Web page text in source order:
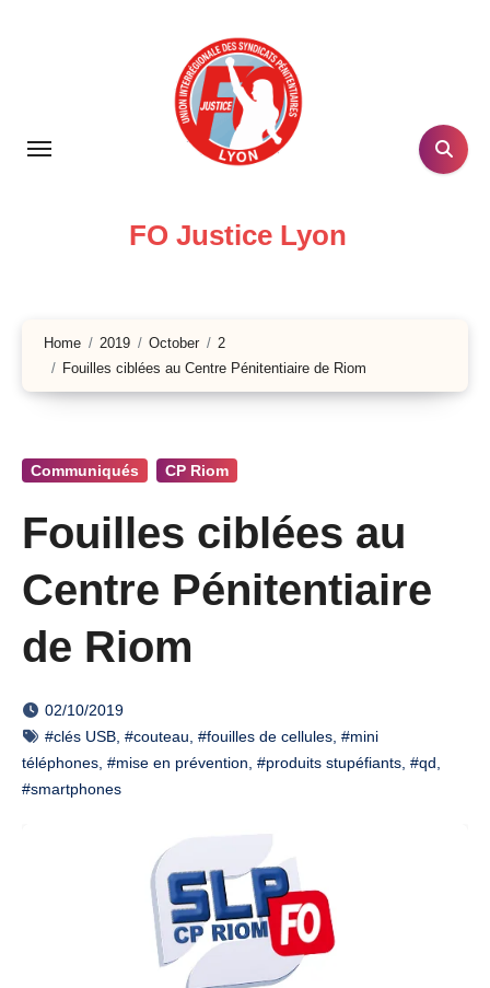
FO Justice Lyon
Home 2019 October
2
Fouilles ciblées au Centre Pénitentiaire de Riom
Communiqués CP Riom
Fouilles ciblées au
Centre Pénitentiaire
de Riom
02/10/2019
#clés USB #couteau #fouilles de cellules #mini
téléphones #mise en prévention #produits stupéfiants #qd
#smartphones